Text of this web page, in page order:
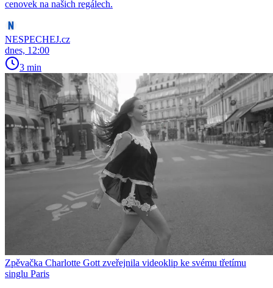
cenovek na našich regálech.
NESPECHEJ.cz
dnes, 12:00
3 min
Zpěvačka Charlotte Gott zveřejnila videoklip ke svému třetímu
singlu Paris